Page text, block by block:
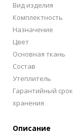
Описание
Вид изделия
Комплектность
Назначение
Цвет
Основная ткань
Состав
Утеплитель
Гарантийный срок
хранения